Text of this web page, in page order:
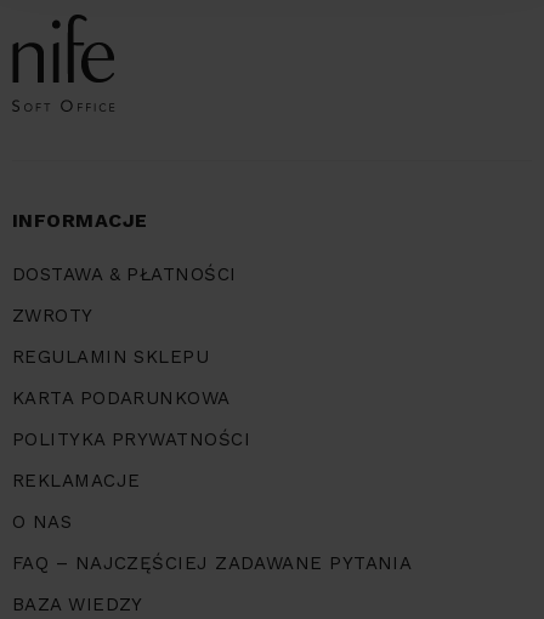
INFORMACJE
DOSTAWA & PŁATNOŚCI
ZWROTY
REGULAMIN SKLEPU
KARTA PODARUNKOWA
POLITYKA PRYWATNOŚCI
REKLAMACJE
O NAS
FAQ – NAJCZĘŚCIEJ ZADAWANE PYTANIA
BAZA WIEDZY